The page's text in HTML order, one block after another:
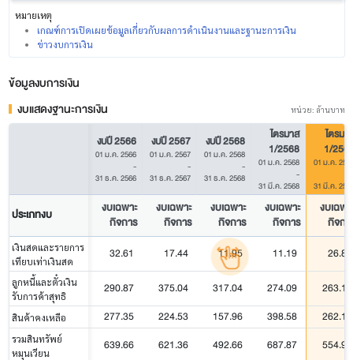
หมายเหตุ
เกณฑ์การเปิดเผยข้อมูลเกี่ยวกับผลการดำเนินงานและฐานะการเงิน
ข่าวงบการเงิน
ข้อมูลงบการเงิน
งบแสดงฐานะการเงิน
หน่วย: ล้านบาท
งบปี 2566
01 ม.ค. 2566
-
31 ธ.ค. 2566
งบปี 2567
01 ม.ค. 2567
-
31 ธ.ค. 2567
งบปี 2568
01 ม.ค. 2568
-
31 ธ.ค. 2568
ไตรมาส
1/2568
01 ม.ค. 2568
-
31 มี.ค. 2568
ไตรมา
1/
01 ม.ค.
31 มี.ค.
ประเภทงบ
งบเฉพาะ
กิจการ
งบเฉพาะ
กิจการ
งบเฉพาะ
กิจการ
งบเฉพาะ
กิจการ
งบเฉพา
กิจกา
เงินสดและรายการ
เทียบเท่าเงินสด
32.61 17.44 11.95 11.19 26.82
ลูกหนี้และตั๋วเงิน
รับการค้าสุทธิ
290.87 375.04 317.04 274.09 263.11
สินค้าคงเหลือ 277.35 224.53 157.96 398.58 262.19
รวมสินทรัพย์
หมุนเวียน
639.66 621.36 492.66 687.87 554.96